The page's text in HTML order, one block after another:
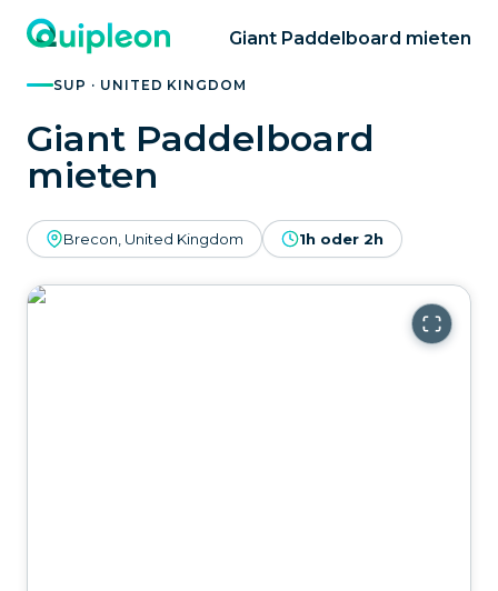
Giant Paddelboard mieten
SUP · UNITED KINGDOM
Giant Paddelboard
mieten
Brecon, United Kingdom 1h oder 2h